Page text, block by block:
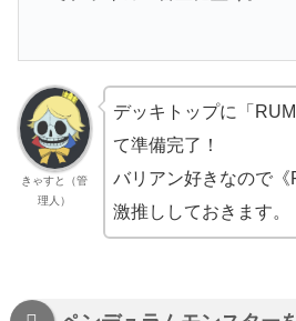
きゃすと（管
理人）
デッキトップに「
て準備完了！
バリアン好きなので
激推ししておきます。